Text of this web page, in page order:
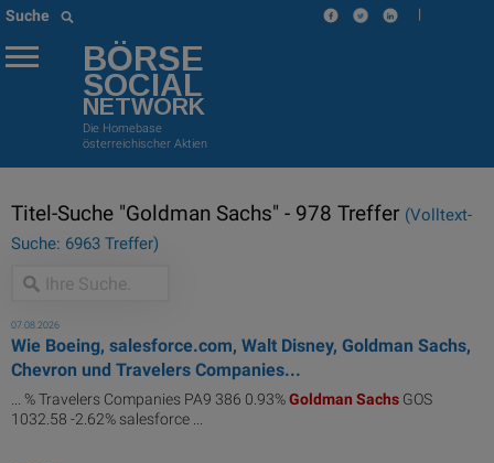
Suche |
BÖRSE
SOCIAL
NETWORK
Die Homebase
österreichischer Aktien
Titel-Suche "Goldman Sachs" - 978 Treffer (Volltext-
Suche: 6963 Treffer)
07.08.2026
Wie Boeing, salesforce.com, Walt Disney, Goldman Sachs,
Chevron und Travelers Companies...
... % Travelers Companies PA9 386 0.93%Goldman Sachs GOS
1032.58 -2.62% salesforce ...